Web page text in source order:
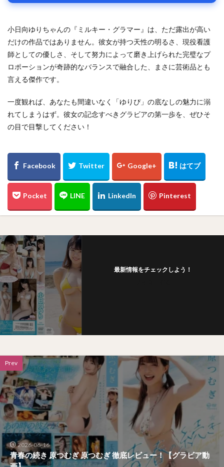
小日向ゆりちゃんの『ミルキー・グラマー』は、ただ露出が高い
だけの作品ではありません。彼女が持つ天性の明るさ、現役看護
師としての優しさ、そして努力によって磨き上げられた完璧なプ
ロポーションが奇跡的なバランスで融合した、まさに芸術品とも
言える傑作です。
一度観れば、あなたも間違いなく「ゆりぴ」の底なしの魅力に溺
れてしまうはず。彼女の記念すべきグラビアの第一歩を、ぜひそ
の目で目撃してください！
最新情報をチェックしよう！
Prev
2026-06-16
青春の続き 原つむぎ 原つむぎ 徹底レビュー！【グラビア動